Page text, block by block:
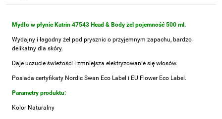
Mydło w płynie Katrin 47543 Head & Body żel pojemność 500 ml.
Wydajny i łagodny żel pod prysznic o przyjemnym zapachu, bardzo
delikatny dla skóry.
Daje uczucie świeżości i zmniejsza elektryzowanie się włosów.
Posiada certyfikaty Nordic Swan Eco Label i EU Flower Eco Label.
Parametry produktu:
Kolor Naturalny